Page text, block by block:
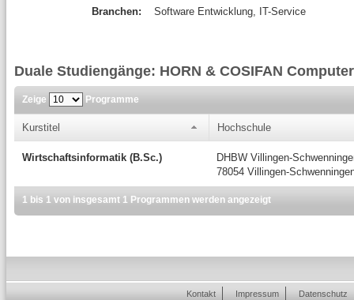
Branchen: Software Entwicklung, IT-Service
Duale Studiengänge: HORN & COSIFAN
Zeige Programme
Kurstitel Hochschule
Wirtschaftsinformatik (B.Sc.)
DHBW Villingen-
78054 Villingen-
1 bis 1 von insgesamt 1 Programmen werden angezeigt
Kontakt Impressum Datenschutz